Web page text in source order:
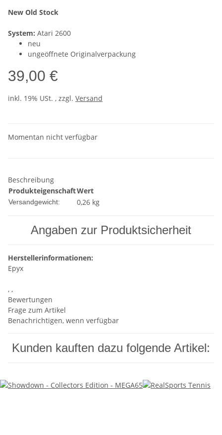
New Old Stock
System: Atari 2600
neu
ungeöffnete Originalverpackung
39,00 €
inkl. 19% USt. , zzgl. Versand
Momentan nicht verfügbar
Beschreibung
ProdukteigenschaftWert
Versandgewicht: 0,26 kg
Angaben zur Produktsicherheit
Herstellerinformationen:
Epyx
, ,
Bewertungen
Frage zum Artikel
Benachrichtigen, wenn verfügbar
Kunden kauften dazu folgende Artikel: